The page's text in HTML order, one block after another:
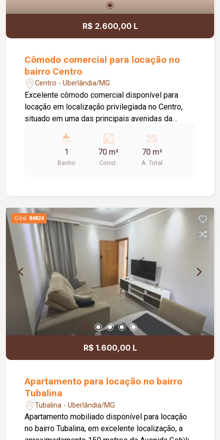
R$ 2.600,00 L
Cômodo comercial para locação no
bairro Centro
Centro - Uberlândia/MG
Excelente cômodo comercial disponível para
locação em localização privilegiada no Centro,
situado em uma das principais avenidas da
grande visibilidade e fácil acesso. O imóvel
possui aproximadamente 70 m² de área,
dispondo de 01 banheiro, 01 depósito, 02 portas
1
Banho
70 m²
Const.
70 m²
A. Total
Cód. 84824
R$ 1.600,00 L
Apartamento para locação no bairro
Tubalina
Tubalina - Uberlândia/MG
Apartamento mobiliado disponível para locação
no bairro Tubalina, em excelente localização, a